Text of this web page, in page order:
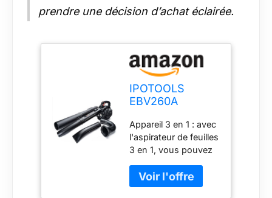
prendre une décision d’achat éclairée.
IPOTOOLS
EBV260A
souffleur Feuilles
- Broyeur
souffleurs de
Feuilles avec Sac
de 40 litres –
Vitesse de
Appareil 3 en 1 : avec
l'aspirateur de feuilles
3 en 1, vous pouvez
broyer les feuilles.
Moteur : Moteur